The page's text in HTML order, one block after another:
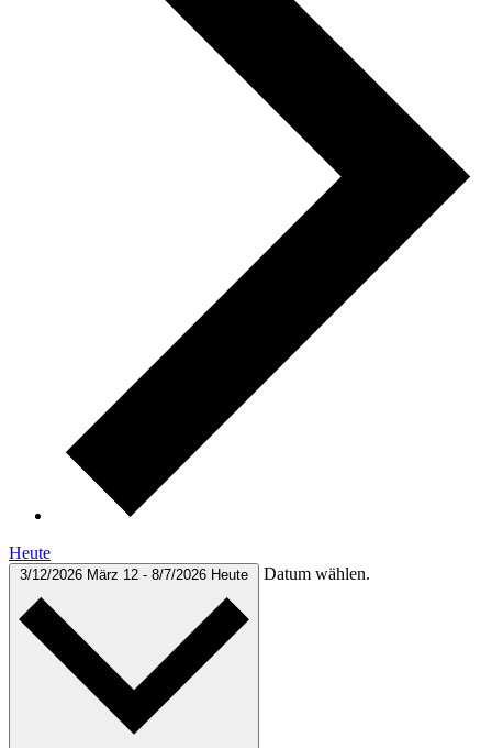
Heute
3/12/2026 März 12 - 8/7/2026 Heute Datum wählen.